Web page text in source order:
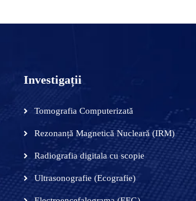
Investigații
Tomografia Computerizată
Rezonanță Magnetică Nucleară (IRM)
Radiografia digitala cu scopie
Ultrasonografie (Ecografie)